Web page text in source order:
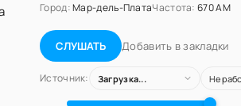
Город:Мар-дель-ПлатаЧастота: 670 AM
СЛУШАТЬ Добавить в закладки
Источник: Загрузка... Не